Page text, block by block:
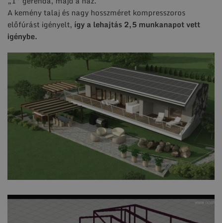
A kemény talaj és nagy hosszméret kompresszoros
előfúrást igényelt, így a lehajtás 2,5 munkanapot vett
igénybe.